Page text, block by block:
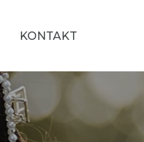
KONTAKT